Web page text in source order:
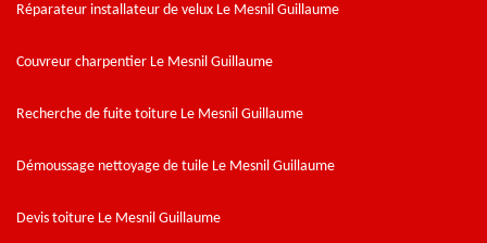
Réparateur installateur de velux Le Mesnil Guillaume
Couvreur charpentier Le Mesnil Guillaume
Recherche de fuite toiture Le Mesnil Guillaume
Démoussage nettoyage de tuile Le Mesnil Guillaume
Devis toiture Le Mesnil Guillaume